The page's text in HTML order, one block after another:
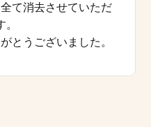
て消去させていただ
。
とうございました。